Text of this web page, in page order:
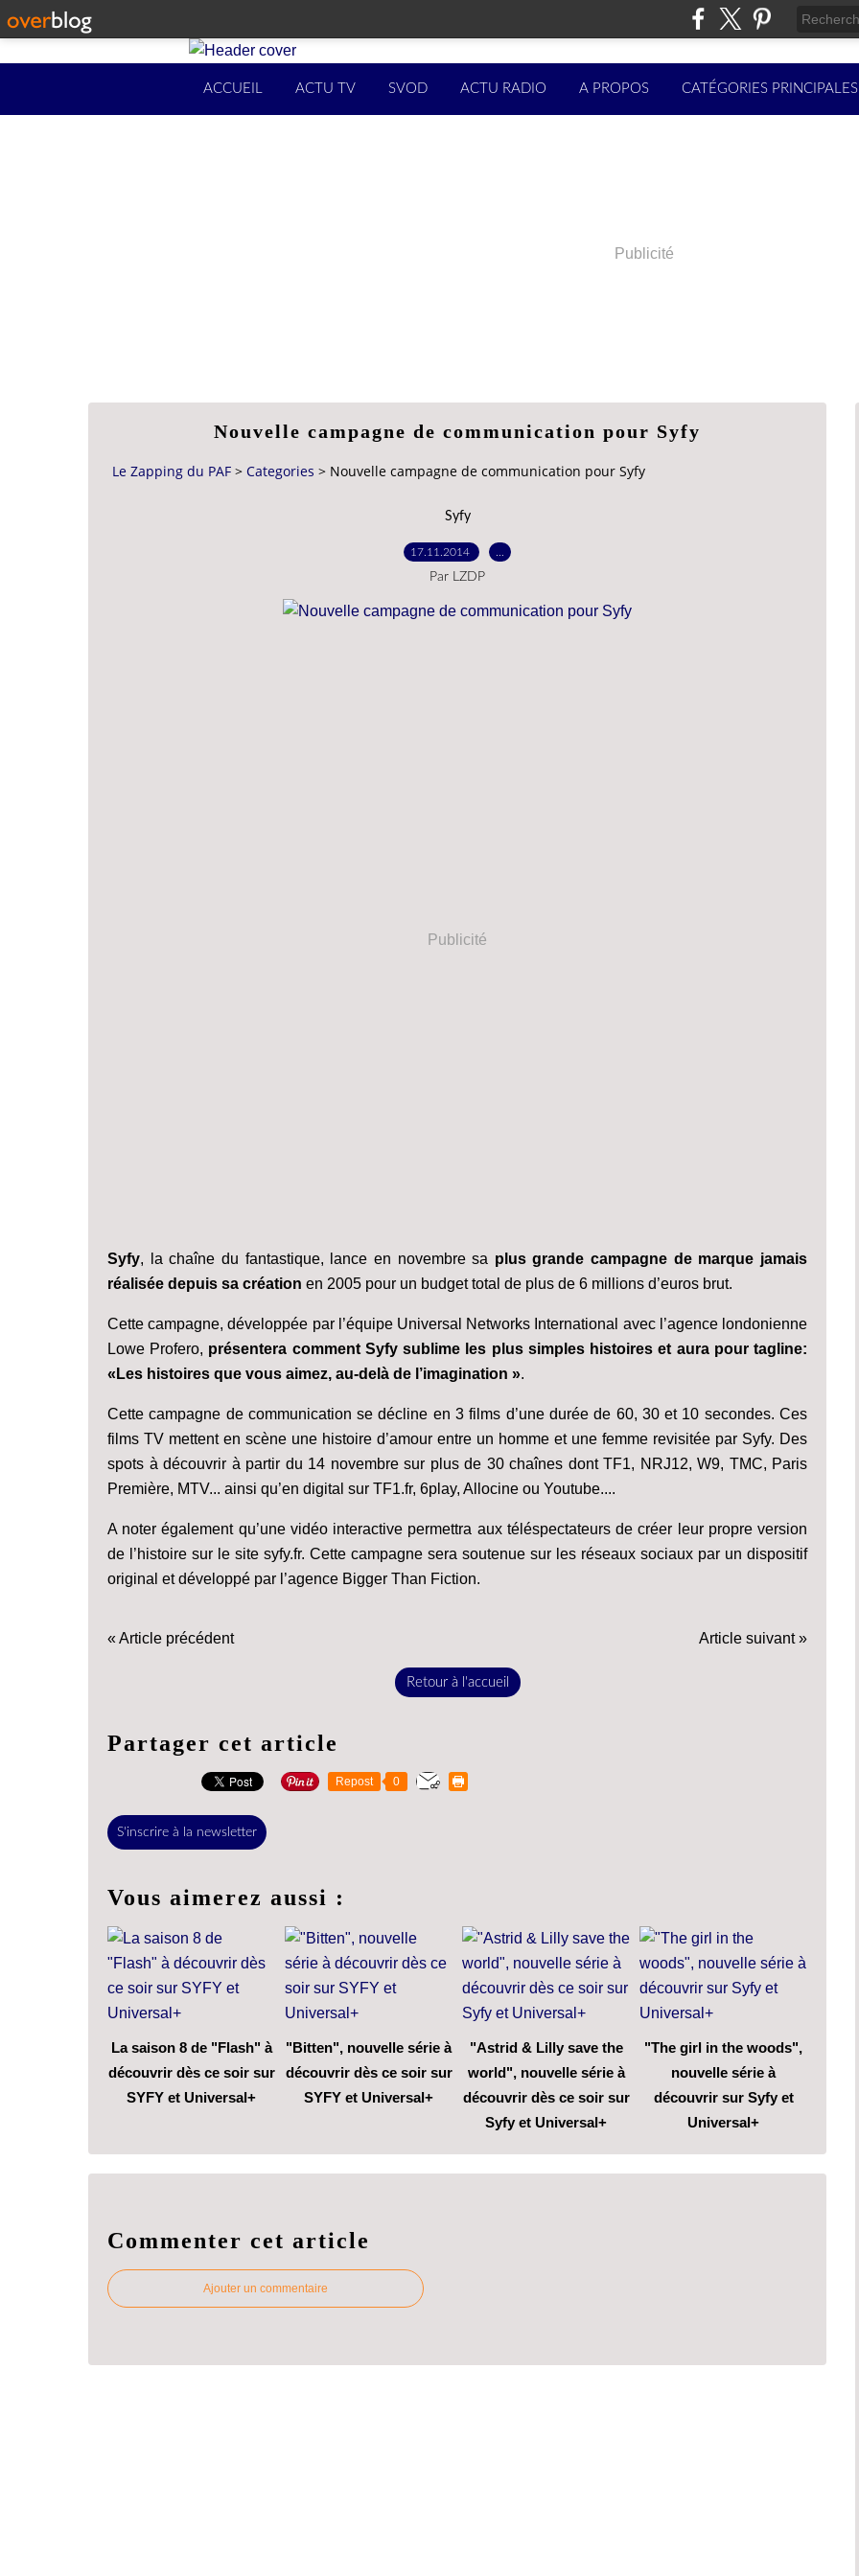
ACCUEIL ACTU TV SVOD ACTU RADIO A PROPOS CATÉGORIES PRINCIPALES
Publicité
Nouvelle campagne de communication pour Syfy
Le Zapping du PAF > Categories > Nouvelle campagne de communication pour Syfy
Syfy
17.11.2014
Par LZDP
Publicité
Syfy, la chaîne du fantastique, lance en novembre sa plus grande campagne de marque jamais
réalisée depuis sa création en 2005 pour un budget total de plus de 6 millions d’euros brut.
Cette campagne, développée par l’équipe Universal Networks International avec l’agence londonienne
Lowe Profero, présentera comment Syfy sublime les plus simples histoires et aura pour tagline:
«Les histoires que vous aimez, au-delà de l’imagination ».
Cette campagne de communication se décline en 3 films d’une durée de 60, 30 et 10 secondes. Ces
films TV mettent en scène une histoire d’amour entre un homme et une femme revisitée par Syfy. Des
spots à découvrir à partir du 14 novembre sur plus de 30 chaînes dont TF1, NRJ12, W9, TMC, Paris
Première, MTV... ainsi qu’en digital sur TF1.fr, 6play, Allocine ou Youtube....
A noter également qu’une vidéo interactive permettra aux téléspectateurs de créer leur propre version
de l’histoire sur le site syfy.fr. Cette campagne sera soutenue sur les réseaux sociaux par un dispositif
original et développé par l’agence Bigger Than Fiction.
« Article précédent Article suivant »
Retour à l'accueil
Partager cet article
Repost 0
S'inscrire à la newsletter
Vous aimerez aussi :
La saison 8 de "Flash" à
découvrir dès ce soir sur
SYFY et Universal+
"Bitten", nouvelle série à
découvrir dès ce soir sur
SYFY et Universal+
"Astrid & Lilly save the
world", nouvelle série à
découvrir dès ce soir sur
Syfy et Universal+
"The girl in the woods",
nouvelle série à
découvrir sur Syfy et
Universal+
Commenter cet article
Ajouter un commentaire